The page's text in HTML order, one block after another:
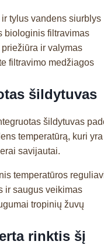
tylus vandens siurblys
biologinis filtravimas
priežiūra ir valymas
filtravimo medžiagos
šildytuvas
šildytuvas
temperatūrą, kuri
savijautai.
temperatūros
ir saugus veikimas
tropinių žuvų
rinktis šį